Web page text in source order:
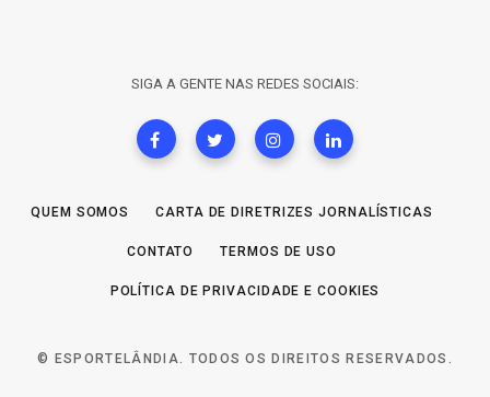
SIGA A GENTE NAS REDES SOCIAIS:
QUEM SOMOS CARTA DE DIRETRIZES JORNALÍSTICAS
CONTATO TERMOS DE USO
POLÍTICA DE PRIVACIDADE E COOKIES
© ESPORTELÂNDIA. TODOS OS DIREITOS RESERVADOS.